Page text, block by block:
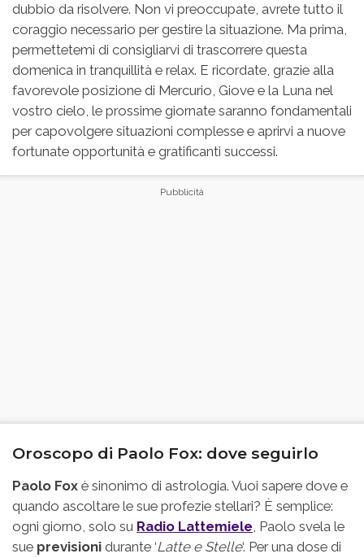
dubbio da risolvere. Non vi preoccupate, avrete tutto il
coraggio necessario per gestire la situazione. Ma prima,
permettetemi di consigliarvi di trascorrere questa
domenica in tranquillità e relax. E ricordate, grazie alla
favorevole posizione di Mercurio, Giove e la Luna nel
vostro cielo, le prossime giornate saranno fondamentali
per capovolgere situazioni complesse e aprirvi a nuove
fortunate opportunità e gratificanti successi.
Oroscopo di Paolo Fox: dove seguirlo
Paolo Fox è sinonimo di astrologia. Vuoi sapere dove e
quando ascoltare le sue profezie stellari? È semplice:
ogni giorno, solo su Radio Lattemiele, Paolo svela le
sue previsioni durante ‘Latte e Stelle‘. Per una dose di